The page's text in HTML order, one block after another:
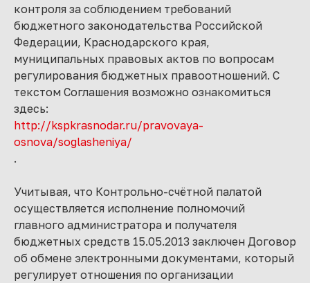
контроля за соблюдением требований
бюджетного законодательства Российской
Федерации, Краснодарского края,
муниципальных правовых актов по вопросам
регулирования бюджетных правоотношений. С
текстом Соглашения возможно ознакомиться
здесь:
http://kspkrasnodar.ru/pravovaya-
osnova/soglasheniya/
.
Учитывая, что Контрольно-счётной палатой
осуществляется исполнение полномочий
главного администратора и получателя
бюджетных средств 15.05.2013 заключен Договор
об обмене электронными документами, который
регулирует отношения по организации